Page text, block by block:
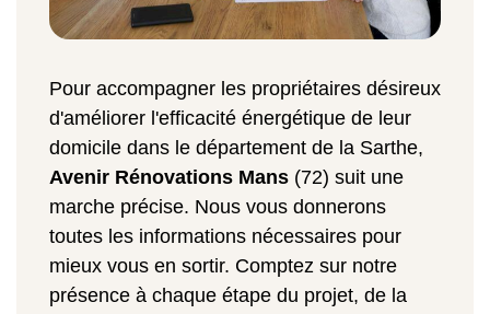
Pour accompagner les propriétaires désireux
d'améliorer l'efficacité énergétique de leur
domicile dans le département de la Sarthe,
Avenir Rénovations Mans (72) suit une
marche précise. Nous vous donnerons
toutes les informations nécessaires pour
mieux vous en sortir. Comptez sur notre
présence à chaque étape du projet, de la